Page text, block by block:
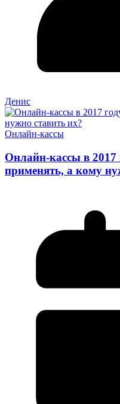
Денис
Онлайн-кассы
Онлайн-кассы в 2017
применять, а кому